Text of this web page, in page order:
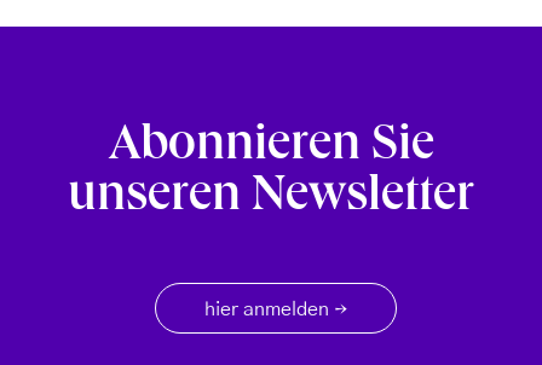
Abonnieren Sie
unseren Newsletter
hier anmelden →